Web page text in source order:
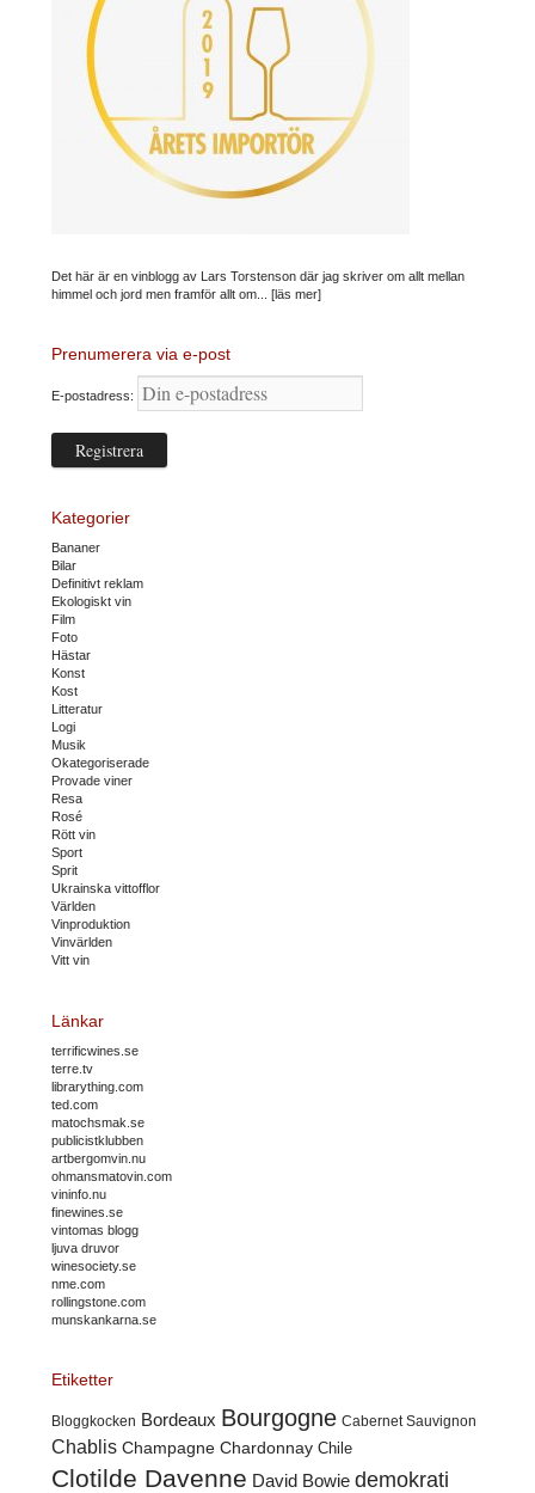
Det här är en vinblogg av Lars Torstenson där jag skriver om allt mellan
himmel och jord men framför allt om... [läs mer]
Prenumerera via e-post
E-postadress:
Kategorier
Bananer
Bilar
Definitivt reklam
Ekologiskt vin
Film
Foto
Hästar
Konst
Kost
Litteratur
Logi
Musik
Okategoriserade
Provade viner
Resa
Rosé
Rött vin
Sport
Sprit
Ukrainska vittofflor
Världen
Vinproduktion
Vinvärlden
Vitt vin
Länkar
terrificwines.se
terre.tv
librarything.com
ted.com
matochsmak.se
publicistklubben
artbergomvin.nu
ohmansmatovin.com
vininfo.nu
finewines.se
vintomas blogg
ljuva druvor
winesociety.se
nme.com
rollingstone.com
munskankarna.se
Etiketter
Bloggkocken Bordeaux Bourgogne Cabernet Sauvignon
Chablis Champagne Chardonnay Chile
Clotilde Davenne David Bowie demokrati